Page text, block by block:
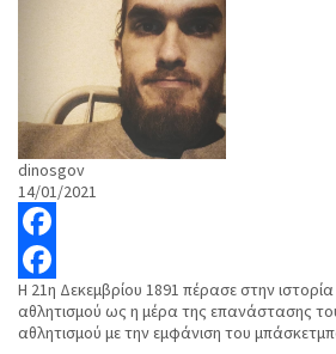
dinosgov
14/01/2021
Facebook
Facebook
Η 21η Δεκεμβρίου 1891 πέρασε στην
αθλητισμού ως η μέρα της επανάστασης
αθλητισμού με την εμφάνιση του